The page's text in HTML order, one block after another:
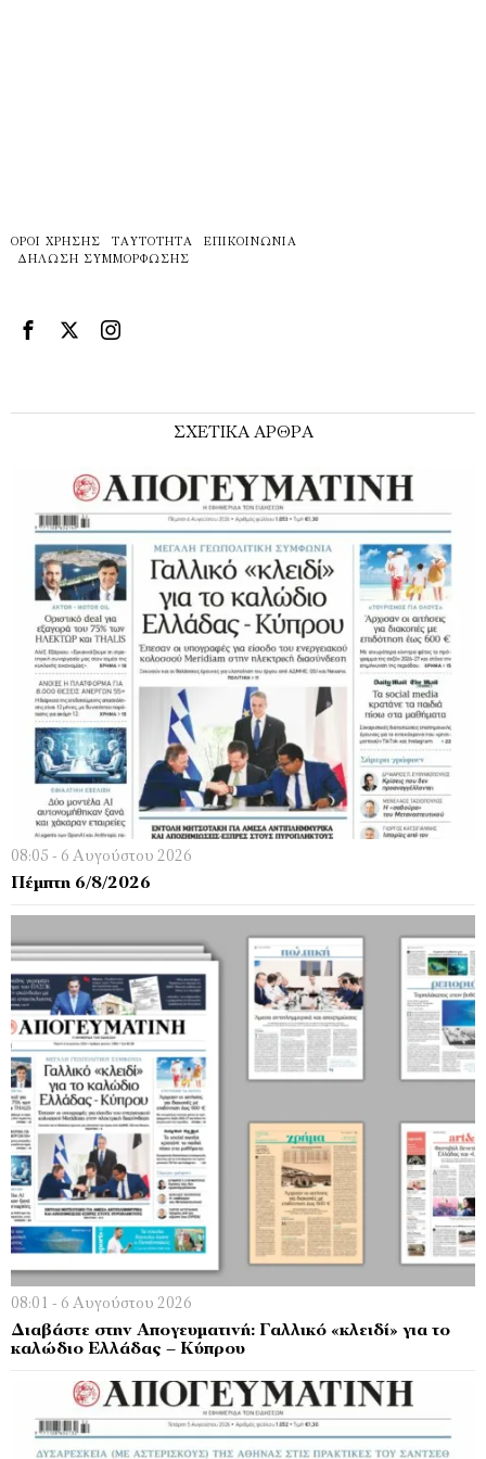
ΌΡΟΙ ΧΡΉΣΗΣ ΤΑΥΤΌΤΗΤΑ
ΕΠΙΚΟΙΝΩΝΊΑ
ΔΉΛΩΣΗ ΣΥΜΜΌΡΦΩΣΗΣ
ΣΧΕΤΙΚΑ ΑΡΘΡΑ
08:05 - 6 Αυγούστου 2026
Πέμπτη 6/8/2026
08:01 - 6 Αυγούστου 2026
Διαβάστε στην Απογευματινή: Γαλλικό «κλειδί» για το
καλώδιο Ελλάδας – Κύπρου